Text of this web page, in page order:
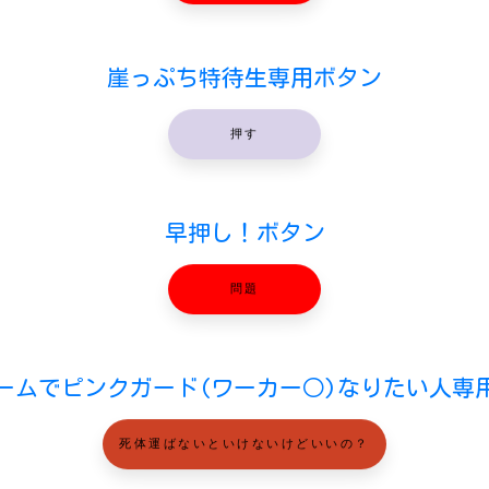
崖っぷち特待生専用ボタン
押す
早押し！ボタン
問題
ムでピンクガード(ワーカー○)なりたい人専
死体運ばないといけないけどいいの？